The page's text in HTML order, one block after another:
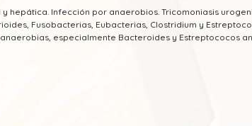
hepática. Infección por anaerobios. Tricomoniasis
Fusobacterias, Eubacterias, Clostridium y
especialmente Bacteroides y Estreptococos